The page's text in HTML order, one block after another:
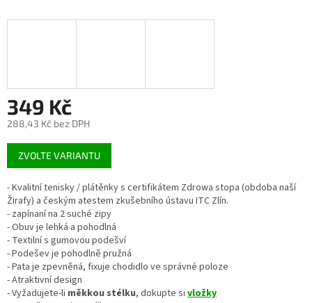
349 Kč
288,43 Kč bez DPH
Měrná
cena:
ZVOLTE VARIANTU
- Kvalitní tenisky / plátěnky s certifikátem Zdrowa stopa (obdoba naší
Žirafy) a českým atestem zkušebního ústavu ITC Zlín.
- zapínaní na 2 suché zipy
- Obuv je lehká a pohodlná
- Textilní s gumovou podešví
- Podešev je pohodlně pružná
- Pata je zpevněná, fixuje chodidlo ve správné poloze
- Atraktivní design
- Vyžadujete-li měkkou stélku, dokupte si vložky